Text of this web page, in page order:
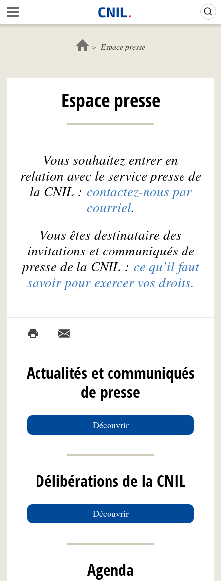
Aller
au
contenu
c
l
C
N
Espace presse
Espace presse
Vous souhaitez entrer en
relation avec le service presse de
la CNIL : contactez-nous par
courriel.
Vous êtes destinataire des
invitations et communiqués de
presse de la CNIL : ce qu’il faut
savoir pour exercer vos droits.
Actualités et communiqués
de presse
Découvrir
Délibérations de la CNIL
Découvrir
Agenda
Gestion de vos préférences sur les cookies (témoins de connexion)